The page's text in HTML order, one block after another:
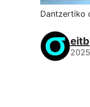
Dantzertiko
eitb